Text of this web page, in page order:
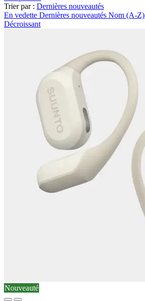
Trier par : Dernières nouveautés
En vedette Dernières nouveautés Nom (A-Z)
Décroissant
Nouveauté